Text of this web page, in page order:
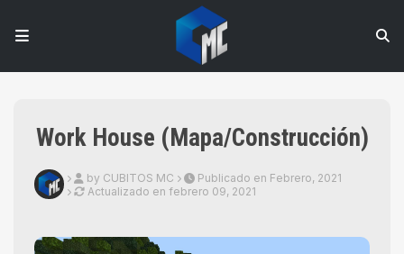
Work House (Mapa/Construcción)
by CUBITOS MC
Publicado en Febrero, 2021
Actualizado en febrero 09, 2021